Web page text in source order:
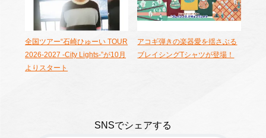
全国ツアー“石崎ひゅーい TOUR
2026-2027 -City Lights-”が10月
よりスタート
アコギ弾きの楽器愛を揺さぶる
ブレイシングTシャツが登場！
SNSでシェアする